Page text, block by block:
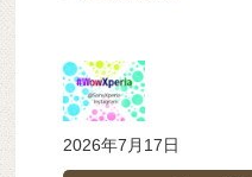
2026年7月17日